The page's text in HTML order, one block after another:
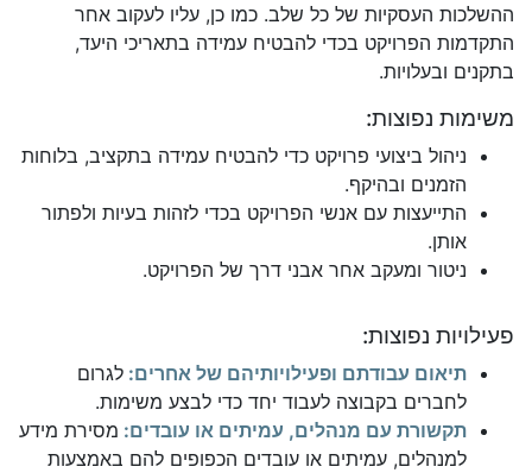
ההשלכות העסקיות של כל שלב. כמו כן, עליו לעקוב אחר
התקדמות הפרויקט בכדי להבטיח עמידה בתאריכי היעד,
בתקנים ובעלויות.
משימות נפוצות:
ניהול ביצועי פרויקט כדי להבטיח עמידה בתקציב, בלוחות
הזמנים ובהיקף.
התייעצות עם אנשי הפרויקט בכדי לזהות בעיות ולפתור
אותן.
ניטור ומעקב אחר אבני דרך של הפרויקט.
פעילויות נפוצות:
תיאום עבודתם ופעילויותיהם של אחרים: לגרום
לחברים בקבוצה לעבוד יחד כדי לבצע משימות.
תקשורת עם מנהלים, עמיתים או עובדים: מסירת מידע
למנהלים, עמיתים או עובדים הכפופים להם באמצעות